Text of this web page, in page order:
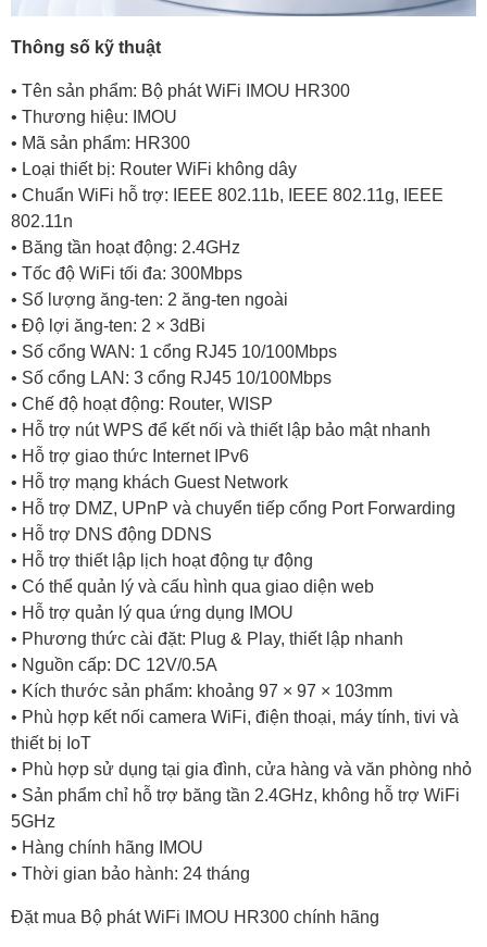
Thông số kỹ thuật
• Tên sản phẩm: Bộ phát WiFi IMOU HR300
• Thương hiệu: IMOU
• Mã sản phẩm: HR300
• Loại thiết bị: Router WiFi không dây
• Chuẩn WiFi hỗ trợ: IEEE 802.11b, IEEE 802.11g, IEEE
802.11n
• Băng tần hoạt động: 2.4GHz
• Tốc độ WiFi tối đa: 300Mbps
• Số lượng ăng-ten: 2 ăng-ten ngoài
• Độ lợi ăng-ten: 2 × 3dBi
• Số cổng WAN: 1 cổng RJ45 10/100Mbps
• Số cổng LAN: 3 cổng RJ45 10/100Mbps
• Chế độ hoạt động: Router, WISP
• Hỗ trợ nút WPS để kết nối và thiết lập bảo mật nhanh
• Hỗ trợ giao thức Internet IPv6
• Hỗ trợ mạng khách Guest Network
• Hỗ trợ DMZ, UPnP và chuyển tiếp cổng Port Forwarding
• Hỗ trợ DNS động DDNS
• Hỗ trợ thiết lập lịch hoạt động tự động
• Có thể quản lý và cấu hình qua giao diện web
• Hỗ trợ quản lý qua ứng dụng IMOU
• Phương thức cài đặt: Plug & Play, thiết lập nhanh
• Nguồn cấp: DC 12V/0.5A
• Kích thước sản phẩm: khoảng 97 × 97 × 103mm
• Phù hợp kết nối camera WiFi, điện thoại, máy tính, tivi và
thiết bị IoT
• Phù hợp sử dụng tại gia đình, cửa hàng và văn phòng nhỏ
• Sản phẩm chỉ hỗ trợ băng tần 2.4GHz, không hỗ trợ WiFi
5GHz
• Hàng chính hãng IMOU
• Thời gian bảo hành: 24 tháng
Đặt mua Bộ phát WiFi IMOU HR300 chính hãng